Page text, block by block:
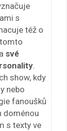
s
též o
své
show, kdy
nebo
fanoušků
doménou
s texty ve